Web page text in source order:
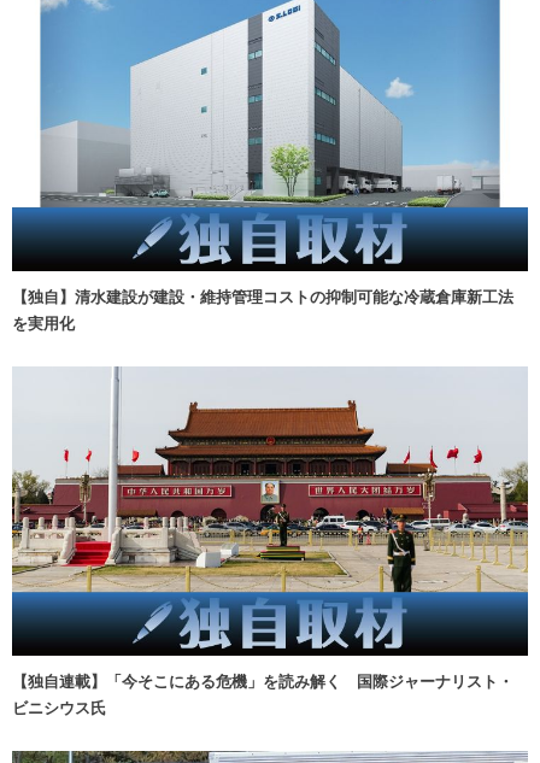
【独自】清水建設が建設・維持管理コストの抑制可能な冷蔵倉庫新工法
を実用化
【独自連載】「今そこにある危機」を読み解く 国際ジャーナリスト・
ビニシウス氏